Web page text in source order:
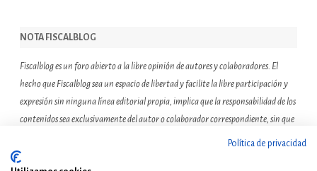
NOTA FISCALBLOG
Fiscalblog es un foro abierto a la libre opinión de autores y colaboradores. El
hecho que Fiscalblog sea un espacio de libertad y facilite la libre participación y
expresión sin ninguna línea editorial propia, implica que la responsabilidad de los
contenidos sea exclusivamente del autor o colaborador correspondiente, sin que
ello suponga que el resto de miembros de la comunidad de Fiscalblog asuman o
compartan las reflexiones u opiniones expresadas.
Política de privacidad